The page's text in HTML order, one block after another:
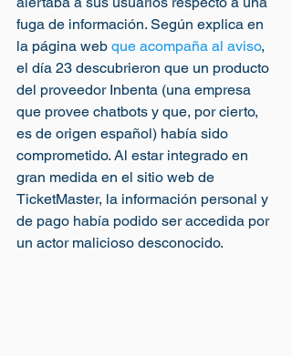
fuga de información. Según explica en
la página web que acompaña al aviso,
el día 23 descubrieron que un producto
del proveedor Inbenta (una empresa
que provee chatbots y que, por cierto,
es de origen español) había sido
comprometido. Al estar integrado en
gran medida en el sitio web de
TicketMaster, la información personal y
de pago había podido ser accedida por
un actor malicioso desconocido.